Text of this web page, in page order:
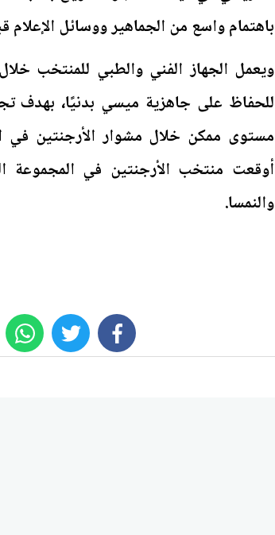
باهتمام واسع من الجماهير ووسائل الإعلام
ويعمل الجهاز الفني والطبي للمنتخب
للحفاظ على جاهزية ميسي بدنيًا، بهدف
أوقعت منتخب الأرجنتين في المجموعة
والنمسا.
facebook
twitter